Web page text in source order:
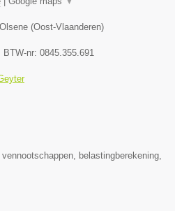
Olsene (Oost-Vlaanderen)
, BTW-nr: 0845.355.691
belastingberekening,